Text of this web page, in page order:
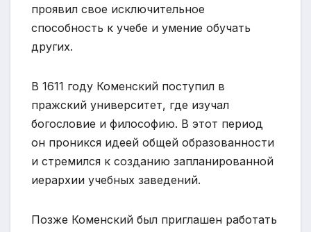
проявил свое исключительное
способность к учебе и умение обучать
других.
В 1611 году Коменский поступил в
пражский университет, где изучал
богословие и философию. В этот период
он проникся идеей общей образованности
и стремился к созданию запланированной
иерархии учебных заведений.
Позже Коменский был приглашен работать